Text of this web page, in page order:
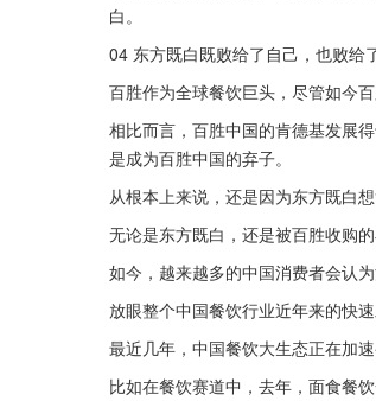
白。
04 东方既白既败给了自己，也败给
百胜作为全球餐饮巨头，尽管如今
相比而言，百胜中国的肯德基发展
是成为百胜中国的弃子。
从根本上来说，还是因为东方既白
无论是东方既白，还是被百胜收购
如今，越来越多的中国消费者会认
放眼整个中国餐饮行业近年来的快
最近几年，中国餐饮大生态正在加
比如在餐饮赛道中，去年，面食餐